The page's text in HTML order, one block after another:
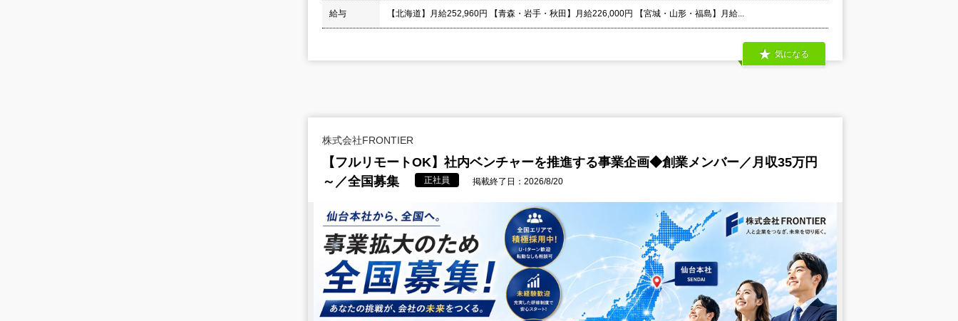
給与 【北海道】月給252,960円 【青森・岩手・秋田】月給226,000円 【宮城・山形・福島】月給...
気になる
株式会社FRONTIER
【フルリモートOK】社内ベンチャーを推進する事業企画◆創業メンバー／月収35万円
～／全国募集
正社員 掲載終了日：2026/8/20